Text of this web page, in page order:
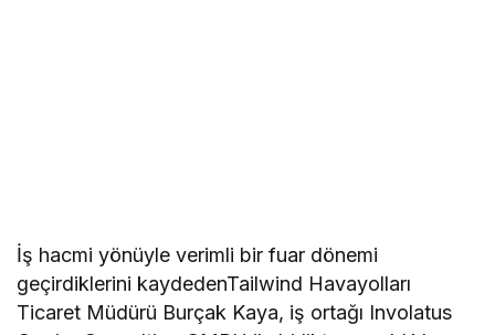
İş hacmi yönüyle verimli bir fuar dönemi
geçirdiklerini kaydedenTailwind Havayolları
Ticaret Müdürü Burçak Kaya, iş ortağı Involatus